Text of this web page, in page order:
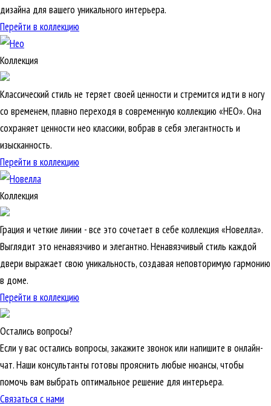
дизайна для вашего уникального интерьера.
Перейти в коллекцию
Коллекция
Классический стиль не теряет своей ценности и стремится идти в ногу
со временем, плавно переходя в современную коллекцию «НЕО». Она
сохраняет ценности нео классики, вобрав в себя элегантность и
изысканность.
Перейти в коллекцию
Коллекция
Грация и четкие линии - все это сочетает в себе коллекция «Новелла».
Выглядит это ненавязчиво и элегантно. Ненавязчивый стиль каждой
двери выражает свою уникальность, создавая неповторимую гармонию
в доме.
Перейти в коллекцию
Остались вопросы?
Если у вас остались вопросы, закажите звонок или напишите в онлайн-
чат. Наши консультанты готовы прояснить любые нюансы, чтобы
помочь вам выбрать оптимальное решение для интерьера.
Связаться с нами